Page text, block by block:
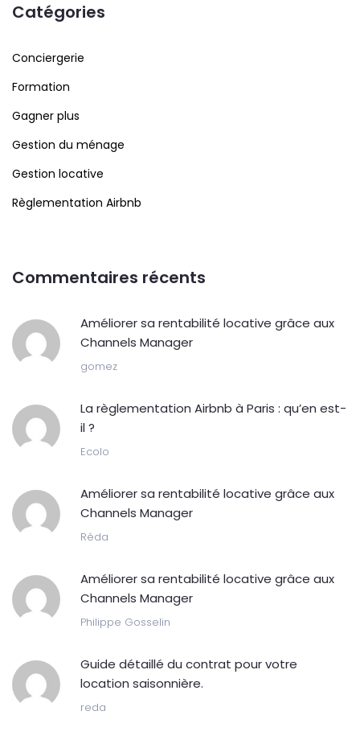
Catégories
Conciergerie
Formation
Gagner plus
Gestion du ménage
Gestion locative
Règlementation Airbnb
Commentaires récents
Améliorer sa rentabilité locative grâce aux
Channels Manager
gomez
La règlementation Airbnb à Paris : qu’en est-
il ?
Ecolo
Améliorer sa rentabilité locative grâce aux
Channels Manager
Réda
Améliorer sa rentabilité locative grâce aux
Channels Manager
Philippe Gosselin
Guide détaillé du contrat pour votre
location saisonnière.
reda